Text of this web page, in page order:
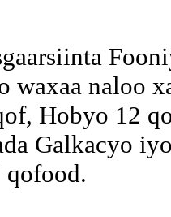
waxaa naloo
Hobyo 12
Galkacyo